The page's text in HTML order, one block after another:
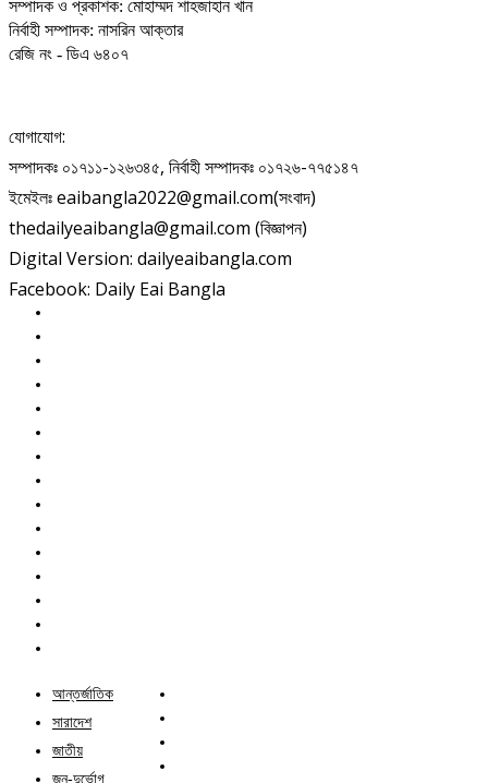
সম্পাদক ও প্রকাশক: মোহাম্মদ শাহজাহান খান
নির্বাহী সম্পাদক: নাসরিন আক্তার
রেজি নং - ডিএ ৬৪০৭
যোগাযোগ:
সম্পাদকঃ ০১৭১১-১২৬৩৪৫, নির্বাহী সম্পাদকঃ ০১৭২৬-৭৭৫১৪৭
ইমেইলঃ eaibangla2022@gmail.com(সংবাদ)
thedailyeaibangla@gmail.com (বিজ্ঞাপন)
Digital Version: dailyeaibangla.com
Facebook: Daily Eai Bangla
আন্তর্জাতিক
সারাদেশ
জাতীয়
জন-দুর্ভোগ